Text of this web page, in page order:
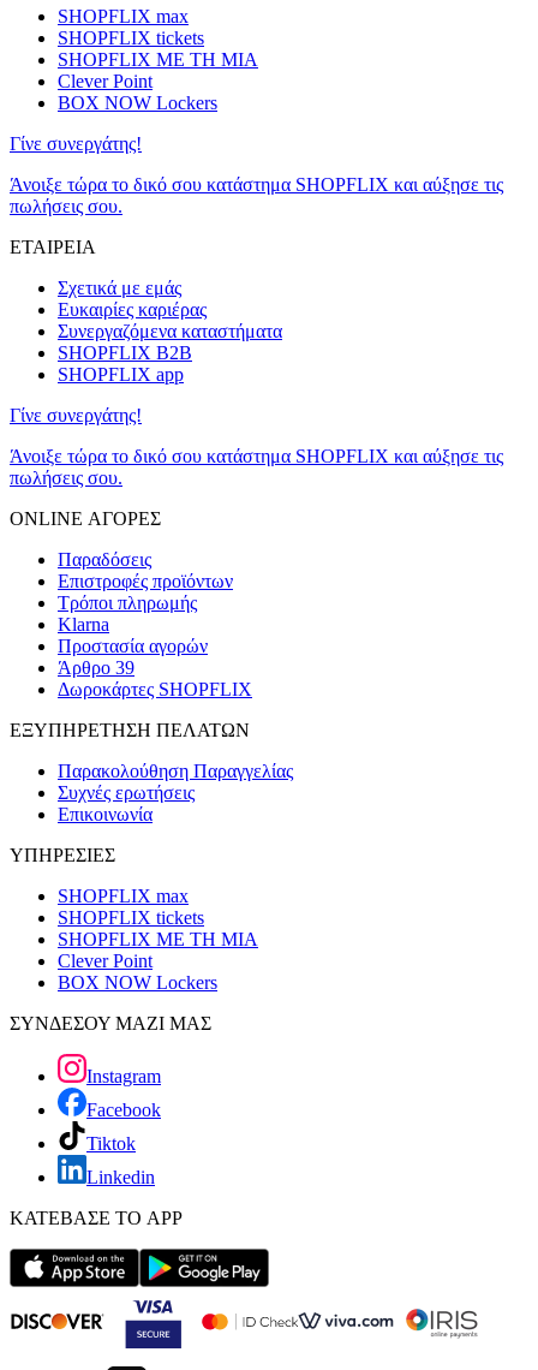
SHOPFLIX max
SHOPFLIX tickets
SHOPFLIX ΜΕ ΤΗ ΜΙΑ
Clever Point
BOX NOW Lockers
Γίνε συνεργάτης!
Άνοιξε τώρα το δικό σου κατάστημα SHOPFLIX και αύξησε τις
πωλήσεις σου.
ΕΤΑΙΡΕΙΑ
Σχετικά με εμάς
Ευκαιρίες καριέρας
Συνεργαζόμενα καταστήματα
SHOPFLIX B2B
SHOPFLIX app
Γίνε συνεργάτης!
Άνοιξε τώρα το δικό σου κατάστημα SHOPFLIX και αύξησε τις
πωλήσεις σου.
ONLINE ΑΓΟΡΕΣ
Παραδόσεις
Επιστροφές προϊόντων
Τρόποι πληρωμής
Klarna
Προστασία αγορών
Άρθρο 39
Δωροκάρτες SHOPFLIX
ΕΞΥΠΗΡΕΤΗΣΗ ΠΕΛΑΤΩΝ
Παρακολούθηση Παραγγελίας
Συχνές ερωτήσεις
Επικοινωνία
ΥΠΗΡΕΣΙΕΣ
SHOPFLIX max
SHOPFLIX tickets
SHOPFLIX ΜΕ ΤΗ ΜΙΑ
Clever Point
BOX NOW Lockers
ΣΥΝΔΕΣΟΥ ΜΑΖΙ ΜΑΣ
Instagram
Facebook
Tiktok
Linkedin
ΚΑΤΕΒΑΣΕ ΤΟ APP